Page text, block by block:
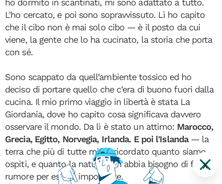
L'ho cercato, e poi sono sopravvissuto. Lì ho capito
che il cibo non è mai solo cibo — è il posto da cui
viene, la gente che lo ha cucinato, la storia che porta
con sé.
Sono scappato da quell’ambiente tossico ed ho
deciso di portare quello che c’era di buono fuori dalla
cucina. Il mio primo viaggio in libertà è stata La
Giordania, dove ho capito cosa significava davvero
osservare il mondo. Da lì è stato un attimo: Marocco,
Grecia, Egitto, Norvegia, Irlanda. E poi l'Islanda— la
terra che più di tutte mi ha ricordato quanto siamo
ospiti, e quanto la natura non abbia bisogno di fare
rumore per essere imponente.
X